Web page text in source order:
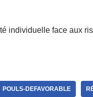
individuelle face aux
POULS-DEFAVORABLE